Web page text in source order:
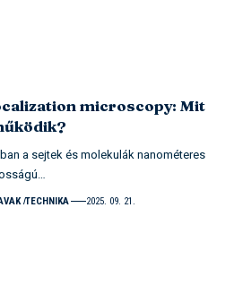
microscopy: Mit
a sejtek és molekulák nanométeres
TECHNIKA 2025. 09. 21.